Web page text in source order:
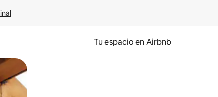
Tu espacio en Airbnb